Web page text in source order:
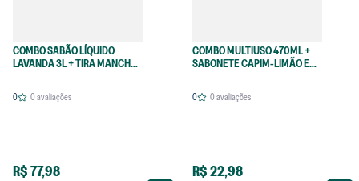
COMBO SABÃO LÍQUIDO
LAVANDA 3L + TIRA MANCHAS
0 0avaliações
R$ 77,98
COMBO MULTIUSO 470ML +
SABONETE CAPIM-LIMÃO E
0 0avaliações
R$ 22,98